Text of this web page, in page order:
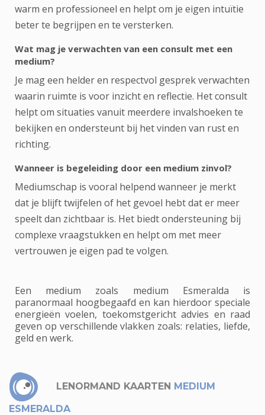
warm en professioneel en helpt om je eigen intuïtie
beter te begrijpen en te versterken.
Wat mag je verwachten van een consult met een
medium?
Je mag een helder en respectvol gesprek verwachten
waarin ruimte is voor inzicht en reflectie. Het consult
helpt om situaties vanuit meerdere invalshoeken te
bekijken en ondersteunt bij het vinden van rust en
richting.
Wanneer is begeleiding door een medium zinvol?
Mediumschap is vooral helpend wanneer je merkt
dat je blijft twijfelen of het gevoel hebt dat er meer
speelt dan zichtbaar is. Het biedt ondersteuning bij
complexe vraagstukken en helpt om met meer
vertrouwen je eigen pad te volgen.
Een medium zoals medium Esmeralda is
paranormaal hoogbegaafd en kan hierdoor speciale
energieën voelen, toekomstgericht advies en raad
geven op verschillende vlakken zoals: relaties, liefde,
geld en werk.
LENORMAND KAARTEN MEDIUM
ESMERALDA